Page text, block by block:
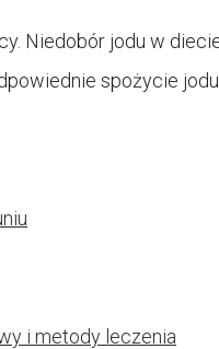
Niedobór jodu w
spożycie jodu.
i metody leczenia